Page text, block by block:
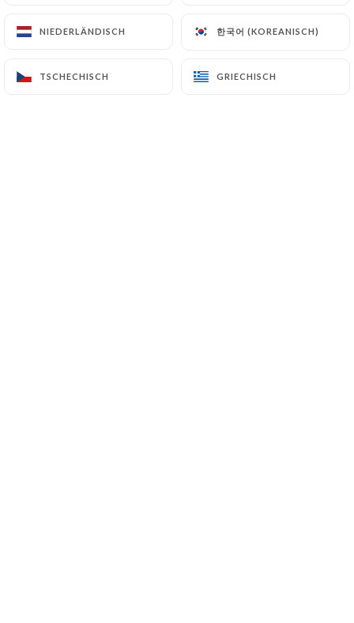
NIEDERLÄNDISCH 한국어 (KOREANISCH)
TSCHECHISCH GRIECHISCH
NIEDERLÄNDISCH 한국어 (KOREANISCH)
TSCHECHISCH GRIECHISCH